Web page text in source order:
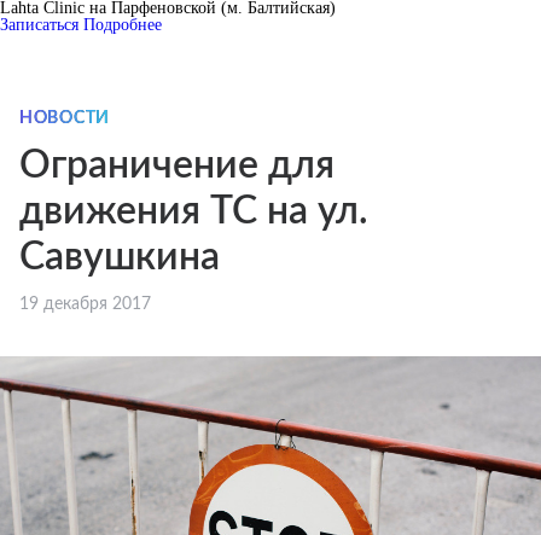
Lahta Clinic на Парфеновской (м. Балтийская)
Записаться Подробнее
НОВОСТИ
Ограничение для
движения ТС на ул.
Савушкина
19 декабря 2017